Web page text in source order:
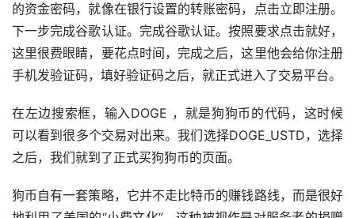
的资金密码，就像在银行设置的转账密码，点击立即注册。
下一步完成谷歌认证。完成谷歌认证。按照要求点击就好，
这里很费眼睛，要花点时间，完成之后，这里他会给你注册
手机发验证码，填好验证码之后，就正式进入了交易平台。
在左边搜索框，输入DOGE ，就是狗狗币的代码，这时候
可以看到很多个交易对出来。我们选择DOGE_USTD，选择
之后，我们就到了正式买狗狗币的页面。
狗币自有一套策略，它并不走比特币的赚钱路线，而是很好